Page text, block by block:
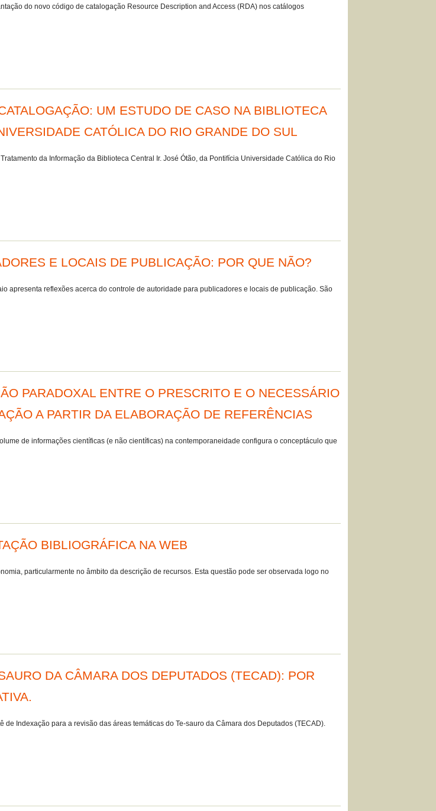
do novo código de catalogação Resource Description and Access (RDA) nos catálogos
UM ESTUDO DE CASO NA BIBLIOTECA
CATÓLICA DO RIO GRANDE DO SUL
da Informação da Biblioteca Central Ir. José Ótão, da Pontifícia Universidade Católica do Rio
E LOCAIS DE PUBLICAÇÃO: POR QUE NÃO?
apresenta reflexões acerca do controle de autoridade para publicadores e locais de publicação. São
PARADOXAL ENTRE O PRESCRITO E O NECESSÁRIO
A PARTIR DA ELABORAÇÃO DE REFERÊNCIAS
de informações científicas (e não científicas) na contemporaneidade configura o conceptáculo que
BIBLIOGRÁFICA NA WEB
particularmente no âmbito da descrição de recursos. Esta questão pode ser observada logo no
DA CÂMARA DOS DEPUTADOS (TECAD): POR
Indexação para a revisão das áreas temáticas do Te-sauro da Câmara dos Deputados (TECAD).